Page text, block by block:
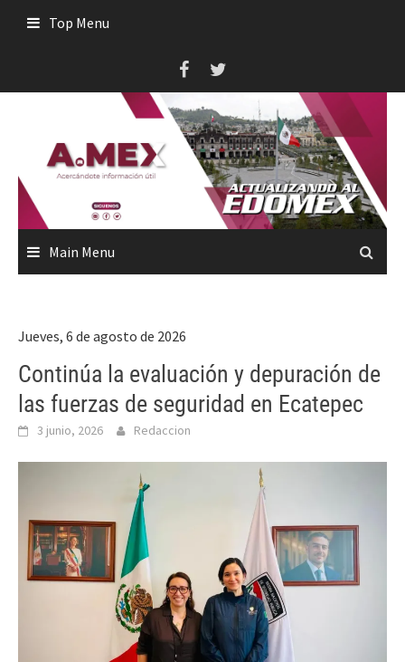
Top Menu
Main Menu
Jueves, 6 de agosto de 2026
Continúa la evaluación y depuración de
las fuerzas de seguridad en Ecatepec
3 junio, 2026 Redaccion